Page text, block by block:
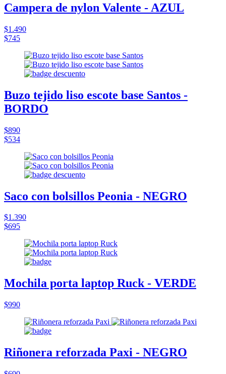
Campera de nylon Valente - AZUL
$1.490
$745
Buzo tejido liso escote base Santos -
BORDO
$890
$534
Saco con bolsillos Peonia - NEGRO
$1.390
$695
Mochila porta laptop Ruck - VERDE
$990
Riñonera reforzada Paxi - NEGRO